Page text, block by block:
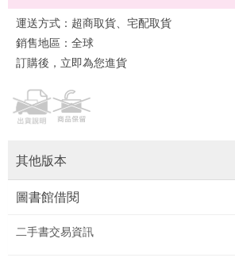
運送方式： 超商取貨、宅配取貨
銷售地區： 全球
訂購後，立即為您進貨
其他版本
圖書館借閱
二手書交易資訊